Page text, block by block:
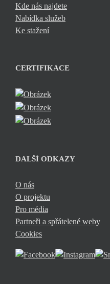
Kde nás najdete
Nabídka služeb
Ke stažení
CERTIFIKACE
DALŠÍ ODKAZY
O nás
O projektu
Pro média
Partneři a spřátelené weby
Cookies